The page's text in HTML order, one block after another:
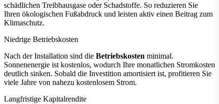
schädlichen Treibhausgase oder Schadstoffe. So reduzieren Sie
Ihren ökologischen Fußabdruck und leisten aktiv einen Beitrag zum
Klimaschutz.
Niedrige Betriebskosten
Nach der Installation sind die Betriebskosten minimal.
Sonnenenergie ist kostenlos, wodurch Ihre monatlichen Stromkosten
deutlich sinken. Sobald die Investition amortisiert ist, profitieren Sie
viele Jahre von nahezu kostenlosem Strom.
Langfristige Kapitalrendite